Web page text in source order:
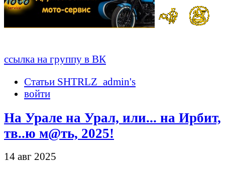
ссылка на группу в ВК
Статьи SHTRLZ_admin's
войти
На Урале на Урал, или... на Ирбит,
тв..ю м@ть, 2025!
14 авг 2025